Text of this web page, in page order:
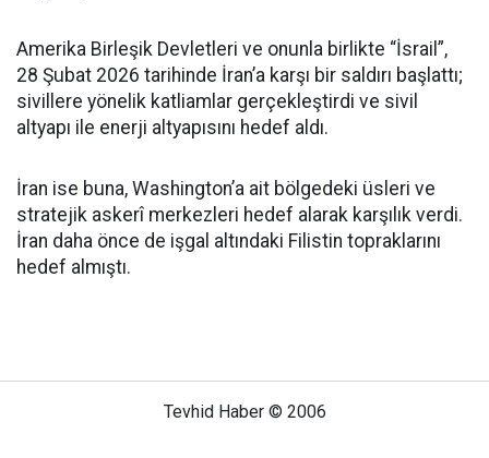
Amerika Birleşik Devletleri ve onunla birlikte “İsrail”,
28 Şubat 2026 tarihinde İran’a karşı bir saldırı başlattı;
sivillere yönelik katliamlar gerçekleştirdi ve sivil
altyapı ile enerji altyapısını hedef aldı.
İran ise buna, Washington’a ait bölgedeki üsleri ve
stratejik askerî merkezleri hedef alarak karşılık verdi.
İran daha önce de işgal altındaki Filistin topraklarını
hedef almıştı.
Tevhid Haber © 2006